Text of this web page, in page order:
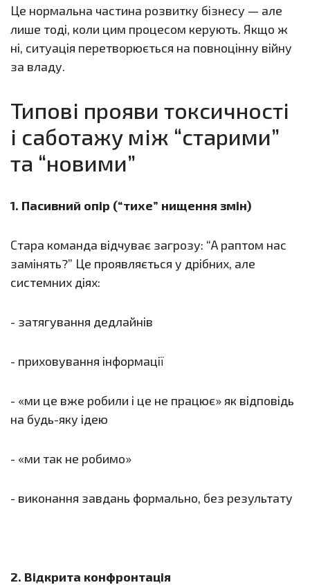
Це нормальна частина розвитку бізнесу — але
лише тоді, коли цим процесом керують. Якщо ж
ні, ситуація перетворюється на повноцінну війну
за владу.
Типові прояви токсичності
і саботажу між “старими”
та “новими”
1. Пасивний опір (“тихе” нищення змін)
Стара команда відчуває загрозу: “А раптом нас
замінять?” Це проявляється у дрібних, але
системних діях:
- затягування дедлайнів
- приховування інформації
- «ми це вже робили і це не працює» як відповідь
на будь-яку ідею
- «ми так не робимо»
- виконання завдань формально, без результату
2. Відкрита конфронтація